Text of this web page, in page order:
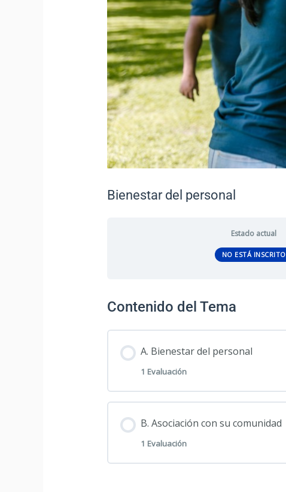
Bienestar del personal
Estado actual
NO ESTÁ INSCRITO
Contenido del Tema
A. Bienestar del personal
1 Evaluación
B. Asociación con su comunidad
1 Evaluación